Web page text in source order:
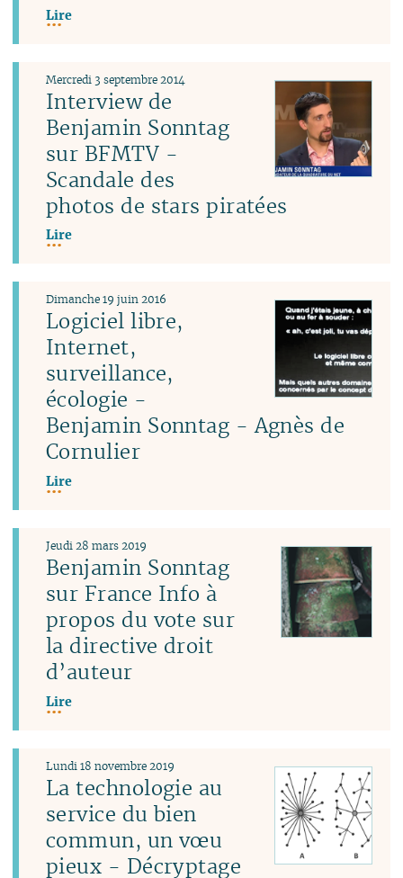
Lire
Interview de
Benjamin Sonntag
sur BFMTV -
Scandale des
photos de stars piratées
Mercredi 3 septembre 2014
Lire
Logiciel libre,
Internet,
surveillance,
écologie -
Benjamin Sonntag - Agnès de
Cornulier
Dimanche 19 juin 2016
Lire
Benjamin Sonntag
sur France Info à
propos du vote sur
la directive droit
d’auteur
Jeudi 28 mars 2019
Lire
La technologie au
service du bien
commun, un vœu
pieux - Décryptage
Lundi 18 novembre 2019